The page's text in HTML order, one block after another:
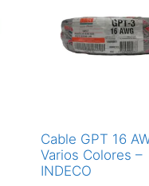
Cable GPT 16
Varios Colores –
INDECO